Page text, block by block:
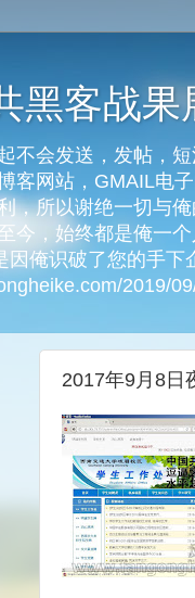
黑客战果
不会发送，发帖，
客网站，GMAIL电
，所以谢绝一切与
今，始终都是俺一
俺识破了您的手
2019/
2017年9月8日